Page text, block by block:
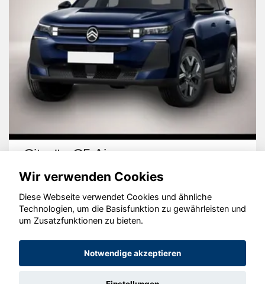
Citroën C5 Aircross
© konjunkturmotor.de GmbH 2020 - 2026
Wir verwenden Cookies
Diese Webseite verwendet Cookies und ähnliche
Technologien, um die Basisfunktion zu gewährleisten und
um Zusatzfunktionen zu bieten.
Notwendige akzeptieren